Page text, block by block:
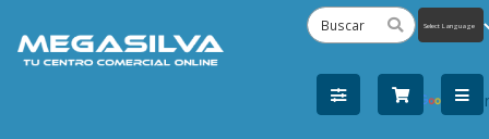
by